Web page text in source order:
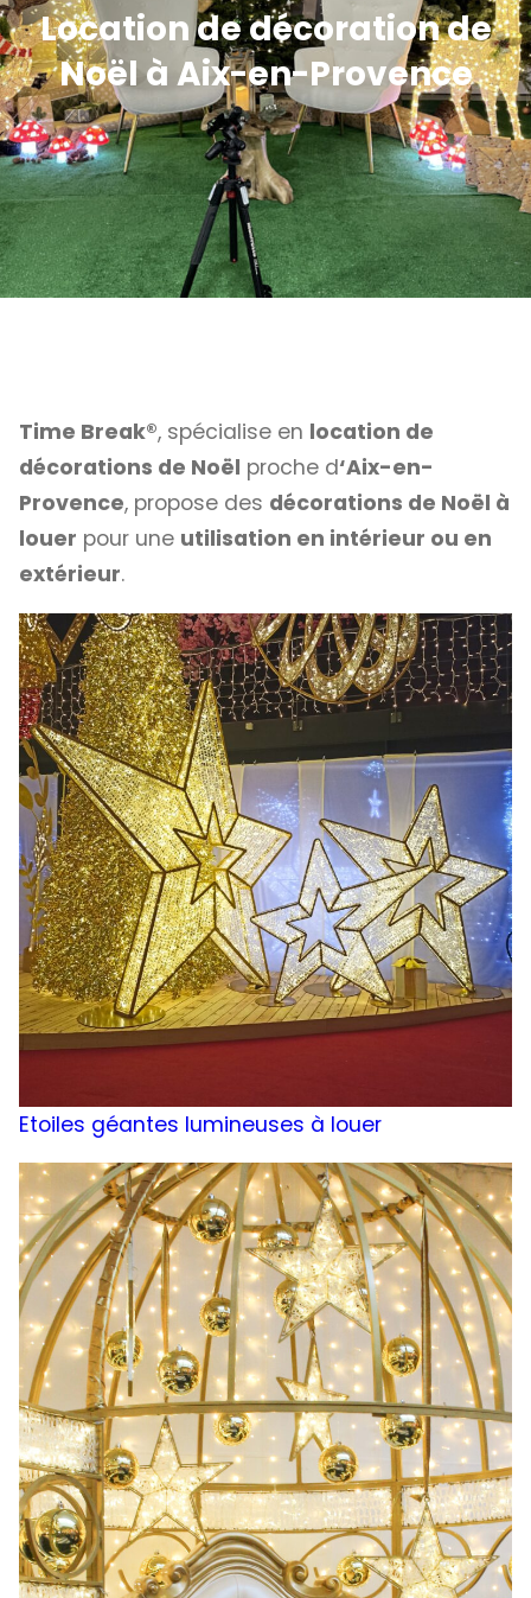
Location de décoration de
Noël à Aix-en-Provence
Time Break®, spécialise en location de
décorations de Noël proche d‘Aix-en-
Provence, propose des décorations de Noël à
louer pour une utilisation en intérieur ou en
extérieur.
Etoiles géantes lumineuses à louer